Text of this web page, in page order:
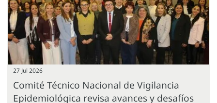
27 Jul 2026
Comité Técnico Nacional de Vigilancia
Epidemiológica revisa avances y desafíos